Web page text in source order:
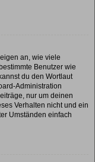
an, wie viele
Benutzer wie
du den Wortlaut
Administration
nur um deinen
Verhalten nicht und ein
Umständen einfach